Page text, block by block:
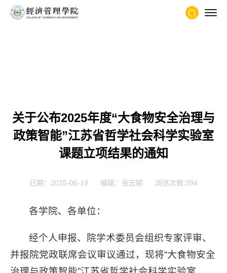
关于公布2025年度“大食物安全治理与
政策智能”江苏省哲学社会科学实验室
课题立项结果的通知
日期：2025-06-19 编辑：岳志颖 浏览次数:394
各学院、各单位：
经个人申报、院学术委员会组织专家评审、
并报院党政联席会议审议通过，现将“大食物安全